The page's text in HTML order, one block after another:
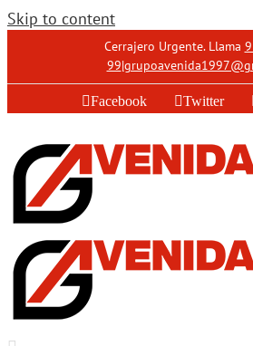
Skip to content
Cerrajero Urgente. Llama
99|
Facebook Twitter